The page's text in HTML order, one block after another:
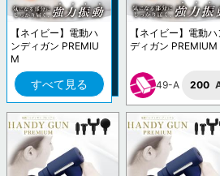
【ネイビー】電動ハ
ンディガン PREMIU
M
すべて見る
【ネイビー】電動ハ
ディガン PREMIUM
49-A 200